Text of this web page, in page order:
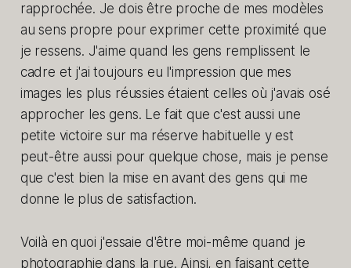
rapprochée. Je dois être proche de mes modèles
au sens propre pour exprimer cette proximité que
je ressens. J'aime quand les gens remplissent le
cadre et j'ai toujours eu l'impression que mes
images les plus réussies étaient celles où j'avais osé
approcher les gens. Le fait que c'est aussi une
petite victoire sur ma réserve habituelle y est
peut-être aussi pour quelque chose, mais je pense
que c'est bien la mise en avant des gens qui me
donne le plus de satisfaction.
Voilà en quoi j'essaie d'être moi-même quand je
photographie dans la rue. Ainsi, en faisant cette